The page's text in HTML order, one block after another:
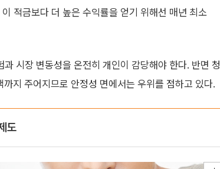
적금보다 더 높은 수익률을 얻기 위해선 매년 최소
시장 변동성을 온전히 개인이 감당해야 한다. 반면 청
지 주어지므로 안정성 면에서는 우위를 점하고 있다.
도